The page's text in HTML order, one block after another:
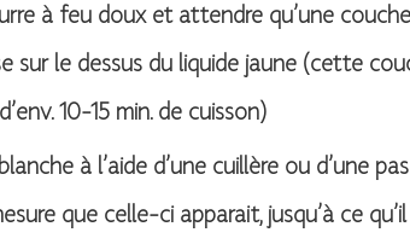
à feu doux et attendre qu’une couche
sur le dessus du liquide jaune (cette
10-15 min. de cuisson)
à l’aide d’une cuillère ou d’une
que celle-ci apparait, jusqu’à ce